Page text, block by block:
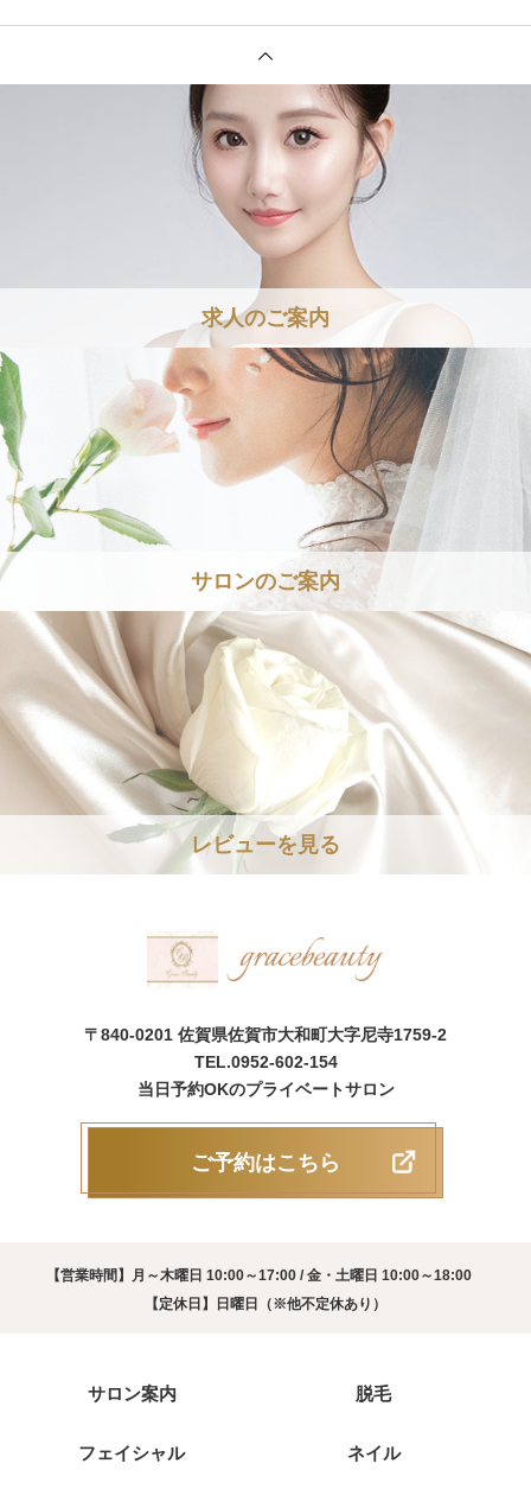
求人のご案内
サロンのご案内
レビューを見る
〒840-0201 佐賀県佐賀市大和町大字尼寺1759-2
TEL.0952-602-154
当日予約OKのプライベートサロン
ご予約はこちら
【営業時間】月～木曜日 10:00～17:00 / 金・土曜日 10:00～18:00
【定休日】日曜日（※他不定休あり）
サロン案内 脱毛
フェイシャル ネイル